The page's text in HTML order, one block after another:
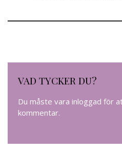
VAD TYCKER DU?
Du måste vara inloggad för
kommentar.